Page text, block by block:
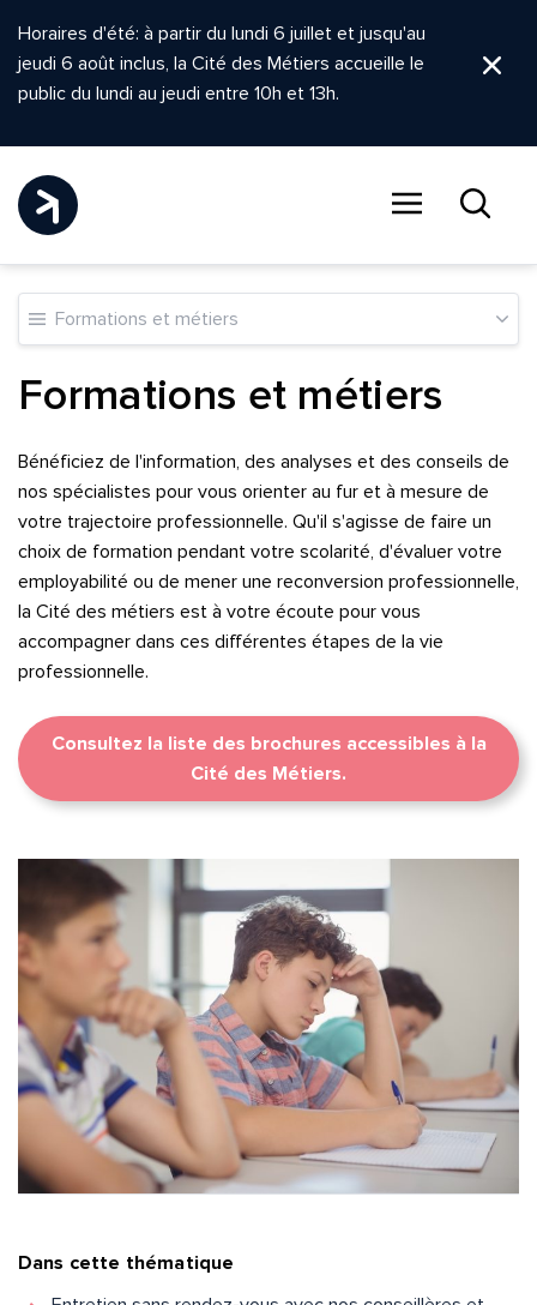
Horaires d'été: à partir du lundi 6 juillet et jusqu'au
jeudi 6 août inclus, la Cité des Métiers accueille le
public du lundi au jeudi entre 10h et 13h.
Formations et métiers
Formations et métiers
Bénéficiez de l'information, des analyses et des conseils de
nos spécialistes pour vous orienter au fur et à mesure de
votre trajectoire professionnelle. Qu'il s'agisse de faire un
choix de formation pendant votre scolarité, d'évaluer votre
employabilité ou de mener une reconversion professionnelle,
la Cité des métiers est à votre écoute pour vous
accompagner dans ces différentes étapes de la vie
professionnelle.
Consultez la liste des brochures accessibles à la
Cité des Métiers.
Dans cette thématique